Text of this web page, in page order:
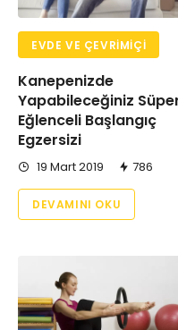
EVDE VE ÇEVRIMIÇI
Kanepenizde
Yapabileceğiniz
Eğlenceli Başlangıç
Egzersizi
19 Mart 2019 786
DEVAMINI OKU